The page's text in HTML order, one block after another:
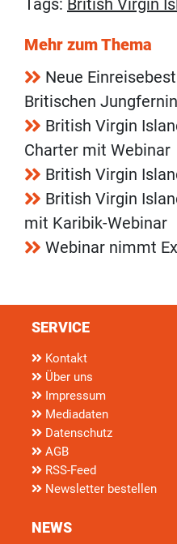
Mehr zum Thema
Neue
Britischen
British Virgin
Charter mit Webinar
British Virgin
British Virgin
mit Karibik-Webinar
Webinar nimmt
SERVICE
Kontakt
Über uns
Impressum
Mediadaten
Datenschutz
AGB
RSS-Feed
Newsletter bestellen
NEWS